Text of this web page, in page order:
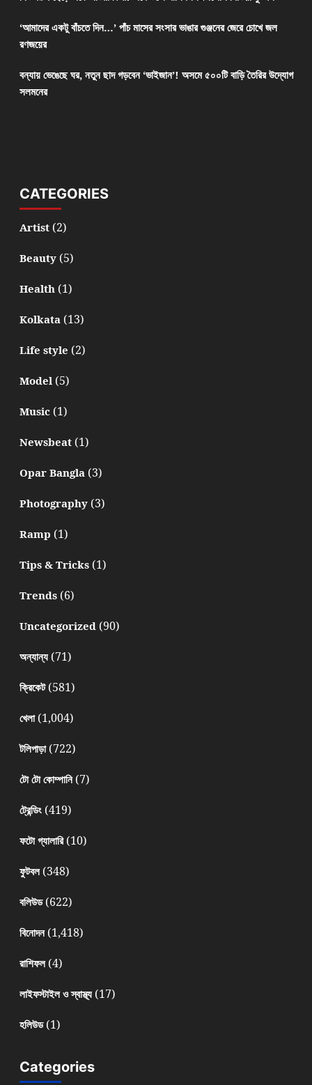
‘আমাদের একটু বাঁচতে দিন…’ পাঁচ মাসের সংসার ভাঙার গুঞ্জনের জেরে চোখে জল
রণজয়ের
বন্যায় ভেঙেছে ঘর, নতুন ছাদ গড়বেন ‘ভাইজান’! অসমে ৫০০টি বাড়ি তৈরির উদ্যোগ
সলমনের
CATEGORIES
Artist(2)
Beauty(5)
Health(1)
Kolkata(13)
Life style (2)
Model(5)
Music(1)
Newsbeat(1)
Opar Bangla(3)
Photography(3)
Ramp (1)
Tips & Tricks(1)
Trends(6)
Uncategorized(90)
অন্যান্য(71)
ক্রিকেট(581)
খেলা(1,004)
টলিপাড়া(722)
টো টো কোম্পানি(7)
ট্রেন্ডিং(419)
ফটো গ্যালারি(10)
ফুটবল(348)
বলিউড(622)
বিনোদন(1,418)
রাশিফল(4)
লাইফস্টাইল ও স্বাস্থ্য(17)
হলিউড(1)
Categories